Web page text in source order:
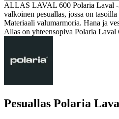
ALLAS LAVAL 600 Polaria Laval -
valkoinen pesuallas, jossa on
Materiaali valumarmoria. Hana ja
Allas on yhteensopiva Polaria Laval
Pesuallas Polaria